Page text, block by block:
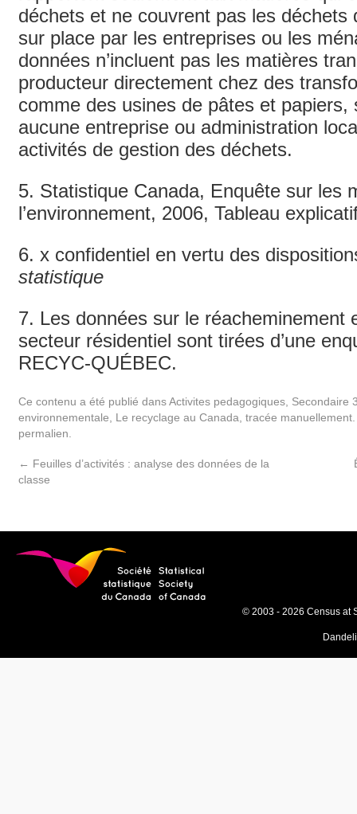
déchets et ne couvrent pas les déchets
sur place par les entreprises ou les
données n’incluent pas les matières
producteur directement chez des
comme des usines de pâtes et papiers,
aucune entreprise ou administration
activités de gestion des déchets.
5. Statistique Canada, Enquête sur les
l’environnement, 2006, Tableau
6. x confidentiel en vertu des
statistique
7. Les données sur le réacheminement
secteur résidentiel sont tirées d’une
RECYC-QUÉBEC.
Ce contenu a été publié dansActivites pedagogiques Secondaire
environnementale
Le recyclage au Canada tracée manuellement
permalien
← Feuilles d’activités : analyse des données de la
classe
© 2003 - 2026 Census at